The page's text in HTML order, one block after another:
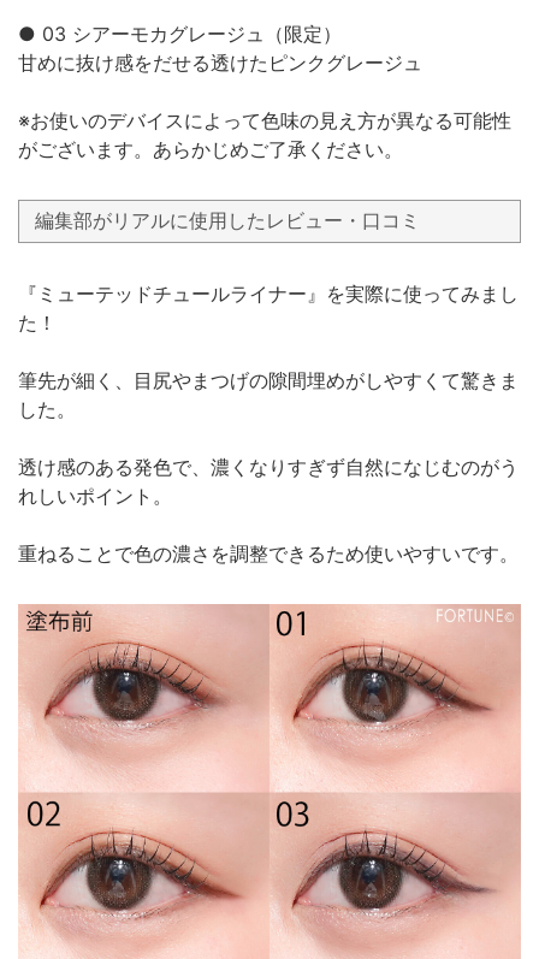
● 03 シアーモカグレージュ（限定）
甘めに抜け感をだせる透けたピンクグレージュ
※お使いのデバイスによって色味の見え方が異なる可能性
がございます。あらかじめご了承ください。
編集部がリアルに使用したレビュー・口コミ
『ミューテッドチュールライナー』を実際に使ってみまし
た！
筆先が細く、目尻やまつげの隙間埋めがしやすくて驚きま
した。
透け感のある発色で、濃くなりすぎず自然になじむのがう
れしいポイント。
重ねることで色の濃さを調整できるため使いやすいです。